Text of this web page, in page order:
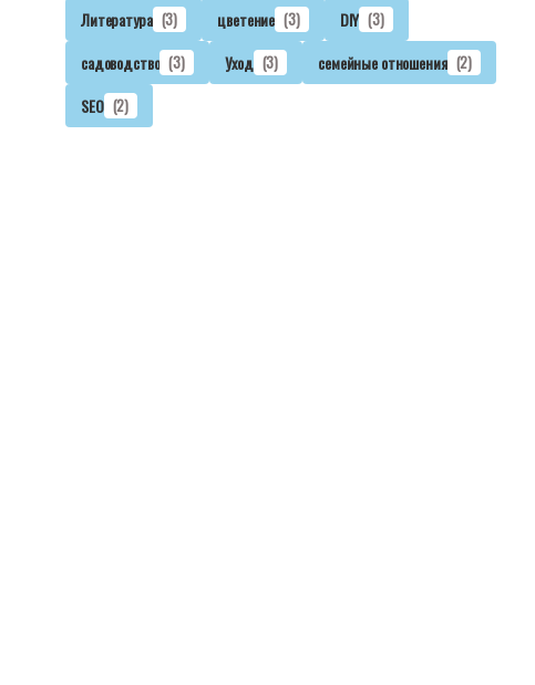
Литература (3) цветение (3) DIY (3)
садоводство (3) Уход (3) семейные отношения (2)
SEO (2)